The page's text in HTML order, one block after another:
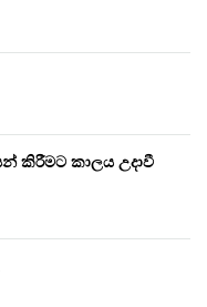
කිරීමට කාලය උදාවී